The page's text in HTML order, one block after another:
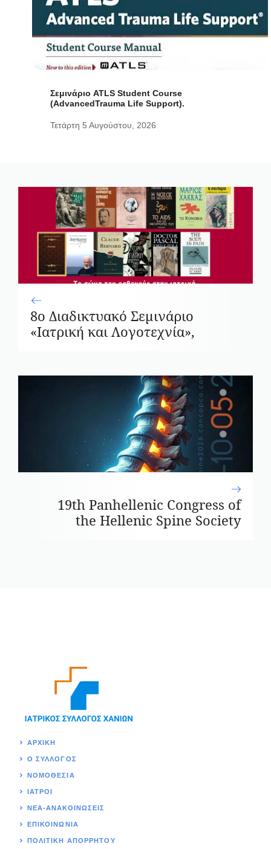
Σεμινάριο ATLS Student Course
(AdvancedTrauma Life Support).
Τετάρτη 5 Αυγούστου, 2026
8ο Διαδικτυακό Σεμινάριο
«Ιατρική και Λογοτεχνία»,
19th Panhellenic Congress of
the Hellenic Spine Society
ΑΡΧΙΚΉ
Ο ΣΥΛΛΟΓΟΣ
ΝΟΜΟΘΕΣΊΑ
ΙΑΤΡΟΙ
ΝΕΑ-ΑΝΑΚΟΙΝΩΣΕΙΣ
ΕΠΙΚΟΙΝΩΝΊΑ
ΠΟΛΙΤΙΚΉ ΑΠΟΡΡΗΤΟΥ